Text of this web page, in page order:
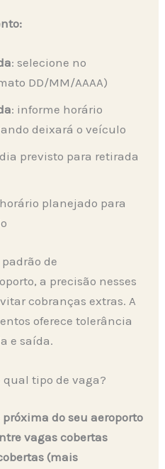
: selecione no
DD/MM/AAAA)
: informe horário
deixará o veículo
previsto para retirada
planejado para
de
a precisão nesses
cobranças extras. A
oferece tolerância
e saída.
tipo de vaga?
do seu aeroporto
vagas cobertas
(mais